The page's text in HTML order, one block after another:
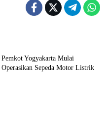
Pemkot Yogyakarta Mulai
Operasikan Sepeda Motor Listrik